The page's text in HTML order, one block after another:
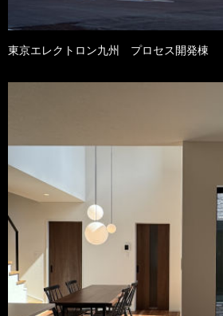
東京エレクトロン九州 プロセス開発棟